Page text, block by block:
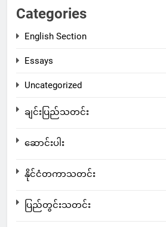
Categories
English Section
Essays
Uncategorized
ချင်းပြည်သတင်း
ဆောင်းပါး
နိုင်ငံတကာသတင်း
ပြည်တွင်းသတင်း